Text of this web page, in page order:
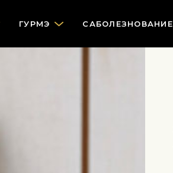
ГУРМЭ САБОЛЕЗНОВАНИЕ